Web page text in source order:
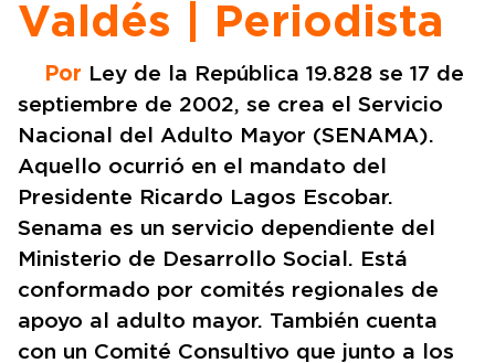
Valdés | Periodista
Por Ley de la República 19.828 se 17 de
septiembre de 2002, se crea el Servicio
Nacional del Adulto Mayor (SENAMA).
Aquello ocurrió en el mandato del
Presidente Ricardo Lagos Escobar.
Senama es un servicio dependiente del
Ministerio de Desarrollo Social. Está
conformado por comités regionales de
apoyo al adulto mayor. También cuenta
con un Comité Consultivo que junto a los